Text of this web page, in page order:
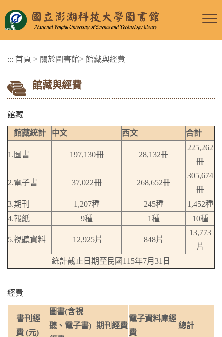
::: 首頁 > 關於圖書館> 館藏與經費
館藏與經費
館藏
館藏統計 中文 西文 合計
1.圖書 197,130冊 28,132冊
225,262
冊
2.電子書 37,022冊 268,652冊
305,674
冊
3.期刊
1,207種 245種
1,452種
4.報紙
9種 1種 10種
5.視聽資料 12,925片 848片
13,773
片
統計截止日期至民國115年7月31日
經費
書刊經
費 (元)
圖書(含視
聽、電子書) 期刊經費
電子資料庫經
費
總計